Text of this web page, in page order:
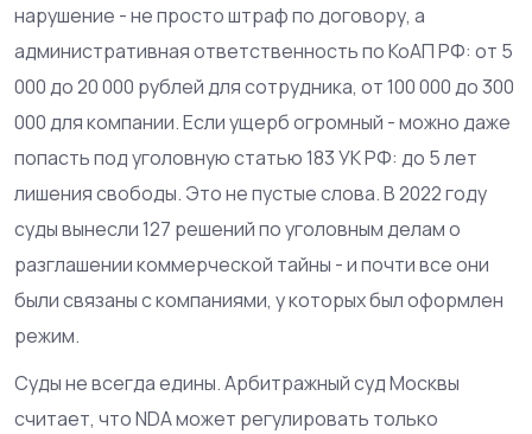
нарушение - не просто штраф по договору, а
административная ответственность по КоАП РФ: от 5
000 до 20 000 рублей для сотрудника, от 100 000 до 300
000 для компании. Если ущерб огромный - можно даже
попасть под уголовную статью 183 УК РФ: до 5 лет
лишения свободы. Это не пустые слова. В 2022 году
суды вынесли 127 решений по уголовным делам о
разглашении коммерческой тайны - и почти все они
были связаны с компаниями, у которых был оформлен
режим.
Суды не всегда едины. Арбитражный суд Москвы
считает, что NDA может регулировать только